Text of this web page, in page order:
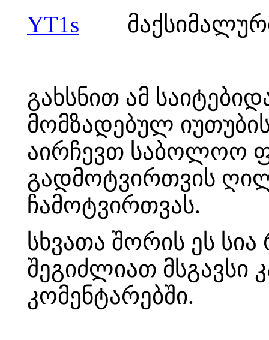
YT1s მაქსიმალური
გახსნით ამ
მომზადებულ
აირჩევთ საბოლოო
გადმოტვირთვის
ჩამოტვირთვას.
სხვათა შორის ეს
შეგიძლიათ მსგავსი
კომენტარებში.